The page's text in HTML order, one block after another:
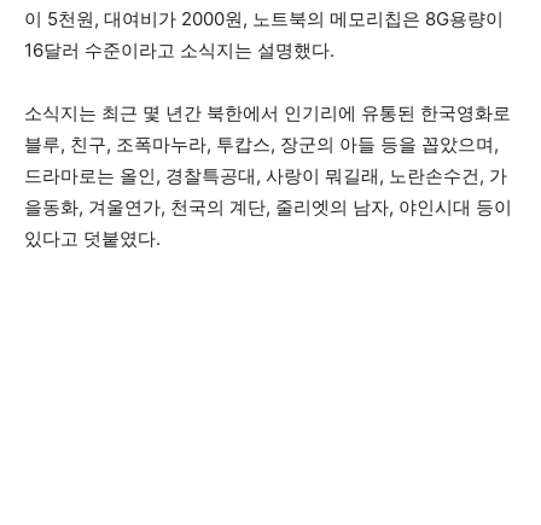
이 5천원, 대여비가 2000원, 노트북의 메모리칩은 8G용량이
16달러 수준이라고 소식지는 설명했다.
소식지는 최근 몇 년간 북한에서 인기리에 유통된 한국영화로
블루, 친구, 조폭마누라, 투캅스, 장군의 아들 등을 꼽았으며,
드라마로는 올인, 경찰특공대, 사랑이 뭐길래, 노란손수건, 가
을동화, 겨울연가, 천국의 계단, 줄리엣의 남자, 야인시대 등이
있다고 덧붙였다.